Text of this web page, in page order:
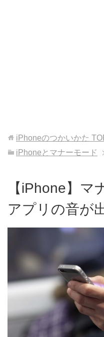
iPhoneのつかいかた
iPhoneとマナーモード
【iPhone】マ
アプリの音が